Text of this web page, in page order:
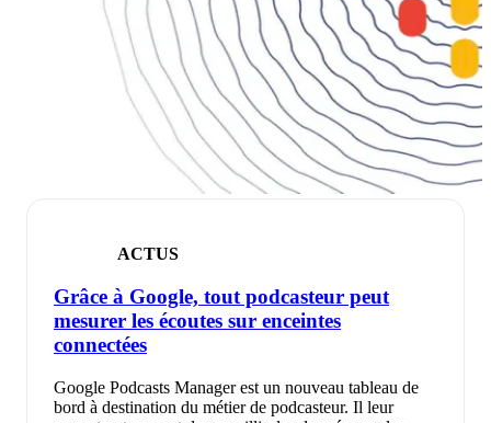
ACTUS
Grâce à Google, tout podcasteur peut
mesurer les écoutes sur enceintes
connectées
Google Podcasts Manager est un nouveau tableau de
bord à destination du métier de podcasteur. Il leur